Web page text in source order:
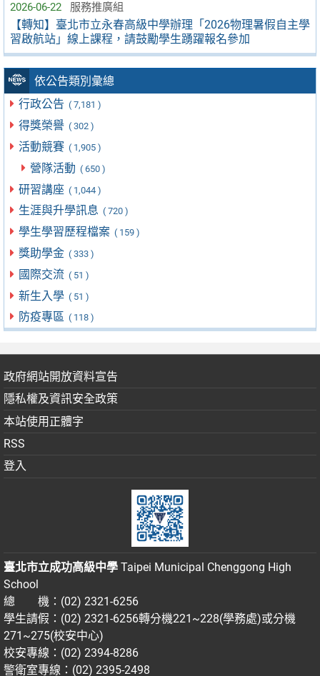
2026-06-22 服務推廣組
【轉知】臺北市立永春高級中學辦理「2026物理暑假自主學
習啟航站」線上課程，請鼓勵學生踴躍報名參加
依公告類別彙總
行政公告 ( 7,181 )
得獎榮譽 ( 302 )
活動競賽 ( 1,905 )
營隊活動 ( 650 )
研習講座 ( 1,044 )
生涯與升學訊息 ( 720 )
學生學習歷程檔案 ( 159 )
獎助學金 ( 333 )
國際交流 ( 51 )
新生入學 ( 51 )
防疫專區 ( 118 )
政府網站開放資料宣告
隱私權及資訊安全政策
本站使用正體字
RSS
登入
臺北市立成功高級中學 Taipei Municipal Chenggong High
School
總 機：(02) 2321-6256
學生請假：(02) 2321-6256轉分機221~228(學務處)或分機
271~275(校安中心)
校安專線：(02) 2394-8286
警衛室專線：(02) 2395-2498